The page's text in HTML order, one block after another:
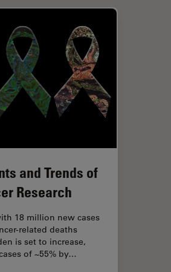
and Trends of
Research
18 million new cases
related deaths
is set to increase,
of ~55% by…